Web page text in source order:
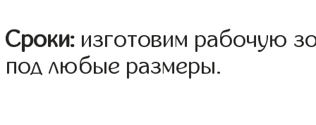
Сроки: изготовим рабочую
под любые размеры.